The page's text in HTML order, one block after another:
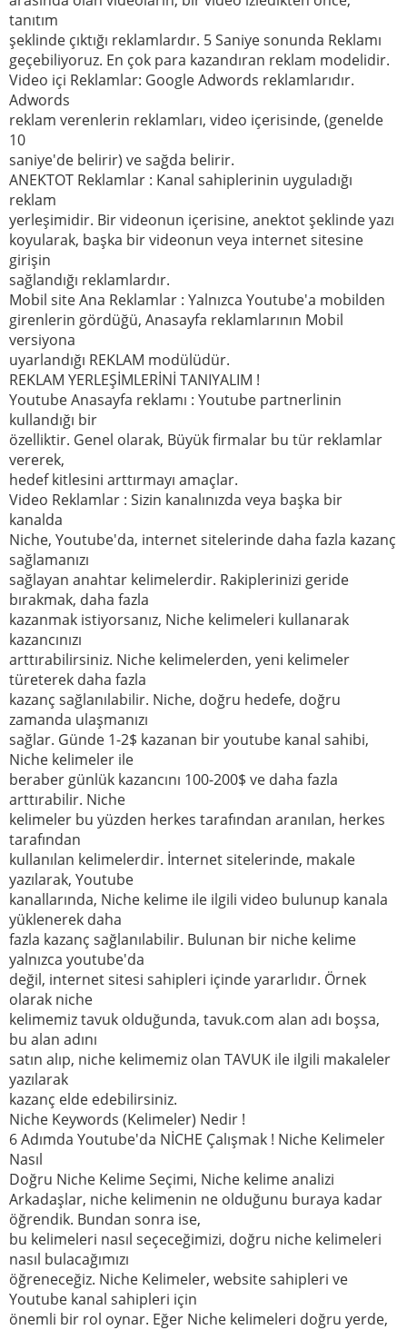
tanıtım
şeklinde çıktığı reklamlardır. 5 Saniye sonunda Reklamı
geçebiliyoruz. En çok para kazandıran reklam modelidir.
Video içi Reklamlar: Google Adwords reklamlarıdır.
Adwords
reklam verenlerin reklamları, video içerisinde, (genelde
10
saniye'de belirir) ve sağda belirir.
ANEKTOT Reklamlar : Kanal sahiplerinin uyguladığı
reklam
yerleşimidir. Bir videonun içerisine, anektot şeklinde yazı
koyularak, başka bir videonun veya internet sitesine
girişin
sağlandığı reklamlardır.
Mobil site Ana Reklamlar : Yalnızca Youtube'a mobilden
girenlerin gördüğü, Anasayfa reklamlarının Mobil
versiyona
uyarlandığı REKLAM modülüdür.
REKLAM YERLEŞİMLERİNİ TANIYALIM !
Youtube Anasayfa reklamı : Youtube partnerlinin
kullandığı bir
özelliktir. Genel olarak, Büyük firmalar bu tür reklamlar
vererek,
hedef kitlesini arttırmayı amaçlar.
Video Reklamlar : Sizin kanalınızda veya başka bir
kanalda
Niche, Youtube'da, internet sitelerinde daha fazla kazanç
sağlamanızı
sağlayan anahtar kelimelerdir. Rakiplerinizi geride
bırakmak, daha fazla
kazanmak istiyorsanız, Niche kelimeleri kullanarak
kazancınızı
arttırabilirsiniz. Niche kelimelerden, yeni kelimeler
türeterek daha fazla
kazanç sağlanılabilir. Niche, doğru hedefe, doğru
zamanda ulaşmanızı
sağlar. Günde 1-2$ kazanan bir youtube kanal sahibi,
Niche kelimeler ile
beraber günlük kazancını 100-200$ ve daha fazla
arttırabilir. Niche
kelimeler bu yüzden herkes tarafından aranılan, herkes
tarafından
kullanılan kelimelerdir. İnternet sitelerinde, makale
yazılarak, Youtube
kanallarında, Niche kelime ile ilgili video bulunup kanala
yüklenerek daha
fazla kazanç sağlanılabilir. Bulunan bir niche kelime
yalnızca youtube'da
değil, internet sitesi sahipleri içinde yararlıdır. Örnek
olarak niche
kelimemiz tavuk olduğunda, tavuk.com alan adı boşsa,
bu alan adını
satın alıp, niche kelimemiz olan TAVUK ile ilgili makaleler
yazılarak
kazanç elde edebilirsiniz.
Niche Keywords (Kelimeler) Nedir !
6 Adımda Youtube'da NİCHE Çalışmak ! Niche Kelimeler
Nasıl
Doğru Niche Kelime Seçimi, Niche kelime analizi
Arkadaşlar, niche kelimenin ne olduğunu buraya kadar
öğrendik. Bundan sonra ise,
bu kelimeleri nasıl seçeceğimizi, doğru niche kelimeleri
nasıl bulacağımızı
öğreneceğiz. Niche Kelimeler, website sahipleri ve
Youtube kanal sahipleri için
önemli bir rol oynar. Eğer Niche kelimeleri doğru yerde,